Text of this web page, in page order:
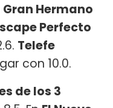
Gran Hermano
Perfecto
Telefe
con 10.0.
de los 3